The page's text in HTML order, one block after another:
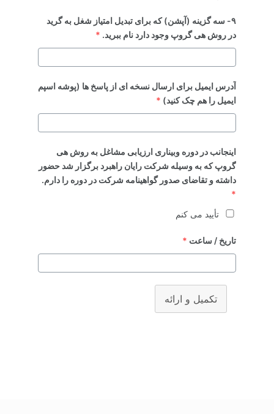
۹- سه گزینه (آپشن) که برای تبدیل امتیاز شغل به گرید
در روش هی گروپ وجود دارد نام ببرید. *
آدرس ایمیل برای ارسال نسخه ای از پاسخ ها (پوشه اسپم
ایمیل را هم چک کنید) *
اینجانب در دوره وبیناری ارزیابی مشاغل به روش هی
گروپ که به وسیله شرکت رایان راهبرد برگزار شد حضور
داشته و تقاضای صدور گواهینامه شرکت در دوره را دارم.
*
تأیید می کنم
تاریخ / ساعت *
تکمیل و ارائه